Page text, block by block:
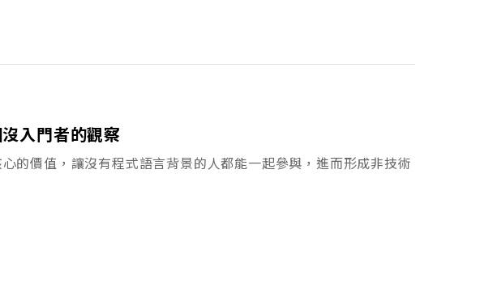
入門者的觀察
的價值，讓沒有程式語言背景的人都能一起參與，進而形成非技術